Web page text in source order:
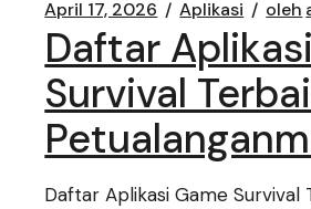
April 17, 2026 Aplikasi oleh
Daftar
Survival
Daftar Aplikasi Game Survival